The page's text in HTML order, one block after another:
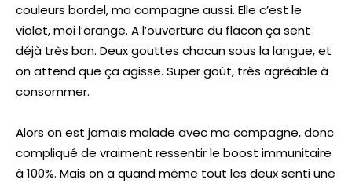
couleurs bordel, ma compagne aussi. Elle c’est le
violet, moi l’orange. A l’ouverture du flacon ça sent
déjà très bon. Deux gouttes chacun sous la langue, et
on attend que ça agisse. Super goût, très agréable à
consommer.
Alors on est jamais malade avec ma compagne, donc
compliqué de vraiment ressentir le boost immunitaire
à 100%. Mais on a quand même tout les deux senti une